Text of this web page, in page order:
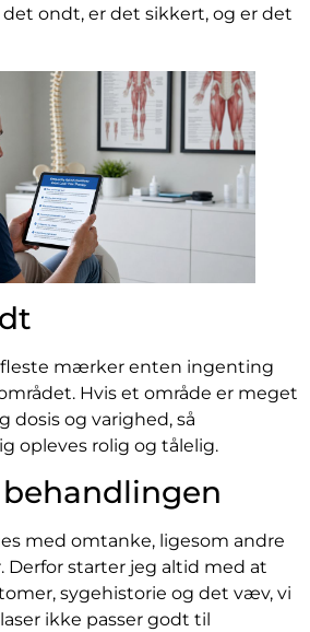
ondt, er det sikkert, og er det
fleste mærker enten ingenting
Hvis et område er meget
dosis og varighed, så
opleves rolig og tålelig.
med omtanke, ligesom andre
Derfor starter jeg altid med at
sygehistorie og det væv, vi
ikke passer godt til